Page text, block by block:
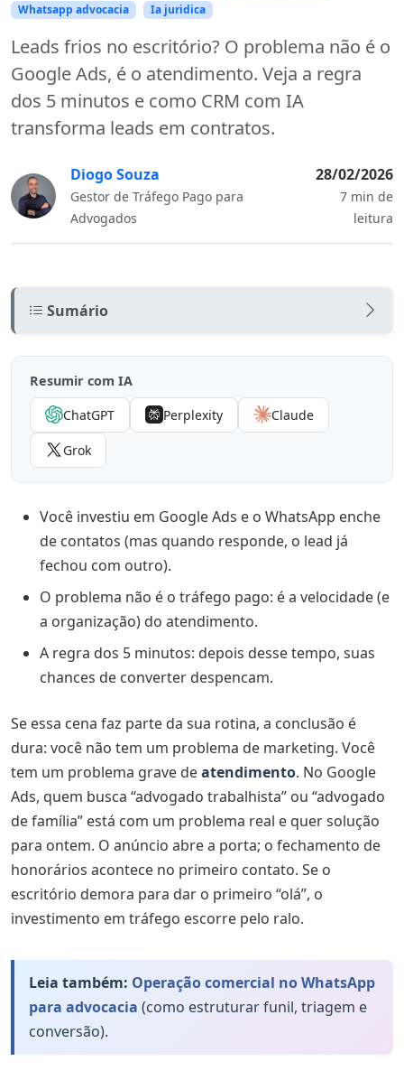
Whatsapp advocacia
Ia juridica
Leads frios no escritório? O problema não é o
Google Ads, é o atendimento. Veja a regra
dos 5 minutos e como CRM com IA
transforma leads em contratos.
Diogo Souza
Gestor de Tráfego Pago para
Advogados
28/02/2026
7 min de
leitura
Sumário
clientes?
O que fazer antes de aumentar o orçamento do
Google Ads
A regra dos 5 minutos no mercado jurídico
seu investimento
🎥 Veja a IA atendendo um lead de Google Ads na
prática
Tendências de Google Ads e por que o atendimento
importa mais
O segredo dos escritórios que convertem cada
centavo em honorários
Quer campanhas Google e Meta Ads que convertem?
Resumir com IA
ChatGPT
Perplexity Claude
Grok
Você investiu em Google Ads e o WhatsApp enche
de contatos (mas quando responde, o lead já
fechou com outro).
O problema não é o tráfego pago: é a velocidade (e
a organização) do atendimento.
A regra dos 5 minutos: depois desse tempo, suas
chances de converter despencam.
Se essa cena faz parte da sua rotina, a conclusão é
dura: você não tem um problema de marketing. Você
tem um problema grave deatendimento. No Google
Ads, quem busca “advogado trabalhista” ou “advogado
de família” está com um problema real e quer solução
para ontem. O anúncio abre a porta; o fechamento de
honorários acontece no primeiro contato. Se o
escritório demora para dar o primeiro “olá”, o
investimento em tráfego escorre pelo ralo.
Leia também: Operação comercial no WhatsApp
para advocacia (como estruturar funil, triagem e
conversão).